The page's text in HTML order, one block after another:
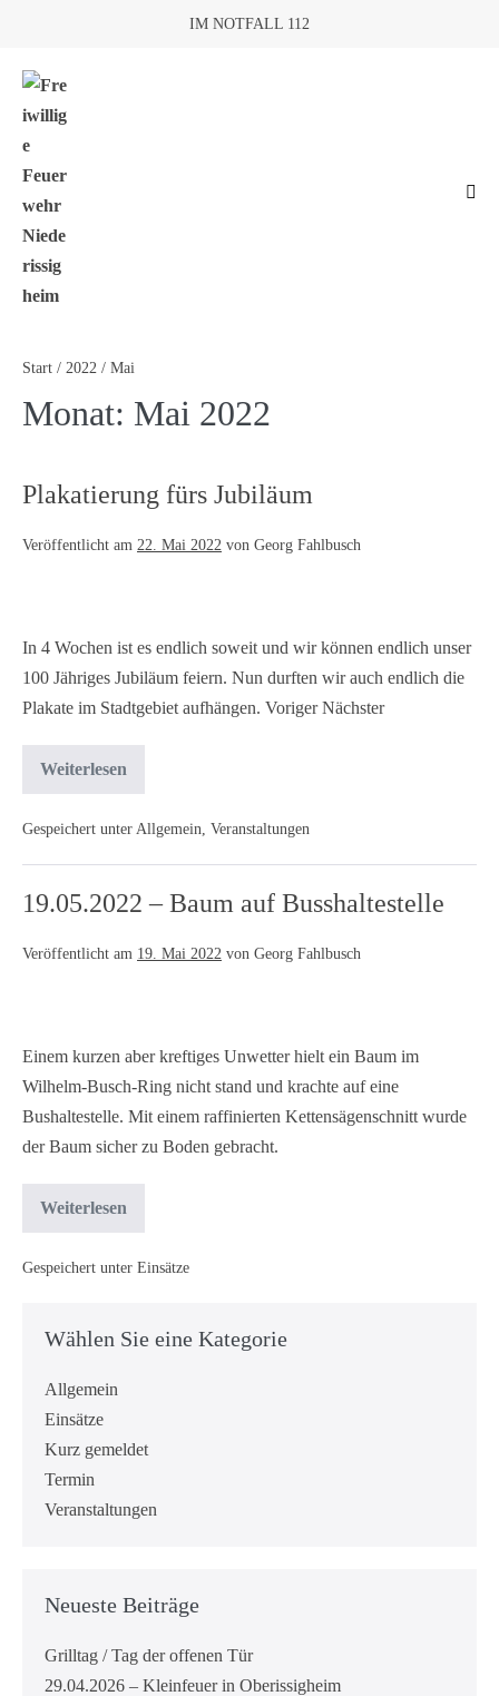
IM NOTFALL 112
Start / 2022 / Mai
Monat: Mai 2022
Plakatierung fürs Jubiläum
Veröffentlicht am 22. Mai 2022 von Georg Fahlbusch
In 4 Wochen ist es endlich soweit und wir können endlich unser
100 Jähriges Jubiläum feiern. Nun durften wir auch endlich die
Plakate im Stadtgebiet aufhängen. Voriger Nächster
Weiterlesen
Gespeichert unter Allgemein, Veranstaltungen
19.05.2022 – Baum auf Busshaltestelle
Veröffentlicht am 19. Mai 2022 von Georg Fahlbusch
Einem kurzen aber kreftiges Unwetter hielt ein Baum im
Wilhelm-Busch-Ring nicht stand und krachte auf eine
Bushaltestelle. Mit einem raffinierten Kettensägenschnitt wurde
der Baum sicher zu Boden gebracht.
Weiterlesen
Gespeichert unter Einsätze
Wählen Sie eine Kategorie
Allgemein
Einsätze
Kurz gemeldet
Termin
Veranstaltungen
Neueste Beiträge
Grilltag / Tag der offenen Tür
29.04.2026 – Kleinfeuer in Oberissigheim